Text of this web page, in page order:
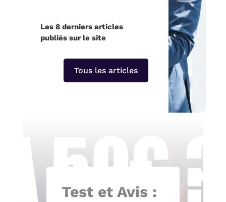
Les 8 derniers articles
publiés sur le site
Tous les articles
Test et Avis :